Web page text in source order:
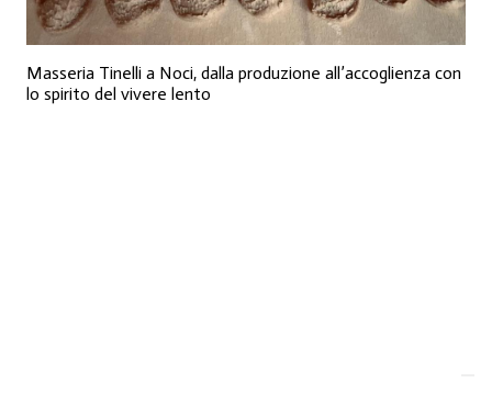
Masseria Tinelli a Noci, dalla produzione all’accoglienza con
lo spirito del vivere lento